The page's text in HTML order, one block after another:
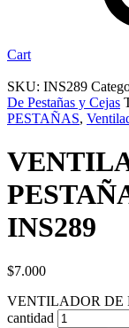
Cart
SKU: INS289
De Pestañas y Cejas
PESTAÑAS,
INS289
$7.000
VENTILADOR DE
cantidad